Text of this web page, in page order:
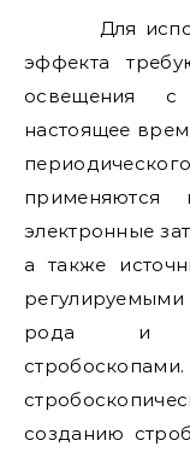
Для
эффекта
освещения с
настоящее
применяются
электронные
а также
рода и
созданию